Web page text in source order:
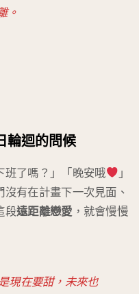
。
輪迴的問候
班了嗎？」「晚安哦
」
有在計畫下一次見面、
段遠距離戀愛 ，就會慢慢
現在要甜，未來也